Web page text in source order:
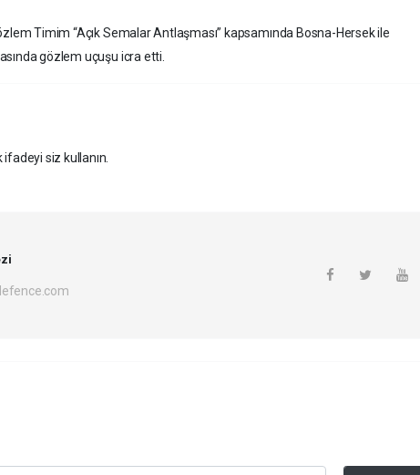
Timim “Açık Semalar Antlaşması” kapsamında Bosna-Hersek ile
gözlem uçuşu icra etti.
siz kullanın.